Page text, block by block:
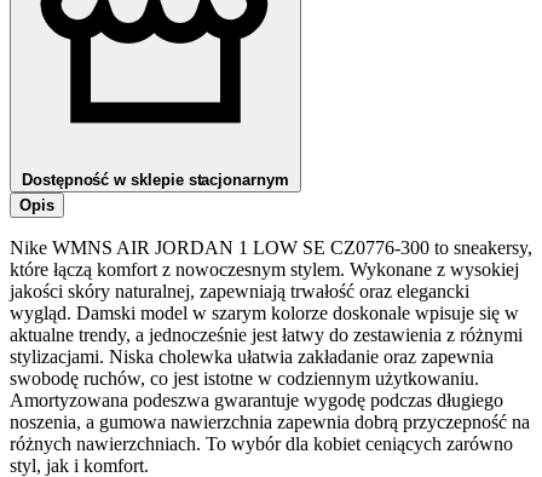
Dostępność w sklepie stacjonarnym
Opis
Nike WMNS AIR JORDAN 1 LOW SE CZ0776-300 to sneakersy,
które łączą komfort z nowoczesnym stylem. Wykonane z wysokiej
jakości skóry naturalnej, zapewniają trwałość oraz elegancki
wygląd. Damski model w szarym kolorze doskonale wpisuje się w
aktualne trendy, a jednocześnie jest łatwy do zestawienia z różnymi
stylizacjami. Niska cholewka ułatwia zakładanie oraz zapewnia
swobodę ruchów, co jest istotne w codziennym użytkowaniu.
Amortyzowana podeszwa gwarantuje wygodę podczas długiego
noszenia, a gumowa nawierzchnia zapewnia dobrą przyczepność na
różnych nawierzchniach. To wybór dla kobiet ceniących zarówno
styl, jak i komfort.